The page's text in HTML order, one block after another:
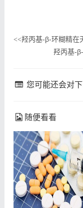
<<羟丙基-β-环糊精在
羟丙基-
您可能还会对
随便看看